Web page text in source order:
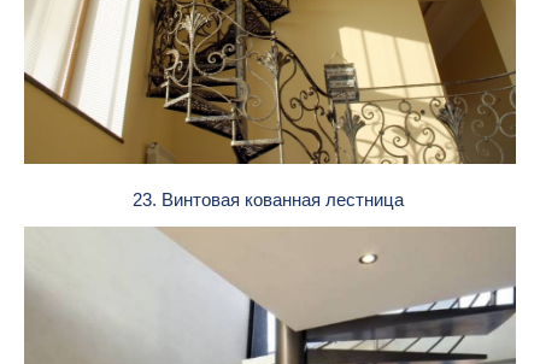
23. Винтовая кованная лестница